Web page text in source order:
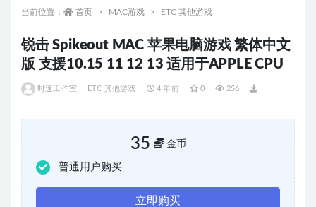
当前位置： 首页 MAC游戏 ETC 其他游戏
锐击 Spikeout MAC 苹果电脑游戏 繁体中文
版 支援10.15 11 12 13 适用于APPLE CPU
时速工作室 ETC 其他游戏 4 年前 0 256
35 金币
普通用户购买
立即购买